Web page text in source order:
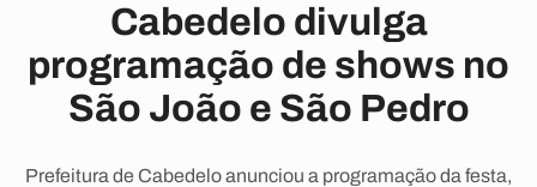
Cabedelo divulga
programação de shows no
São João e São Pedro
Prefeitura de Cabedelo anunciou a programação da festa,